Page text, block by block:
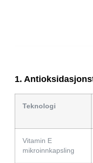
1.
Teknologi
Vitamin E
mikroinnkapsling